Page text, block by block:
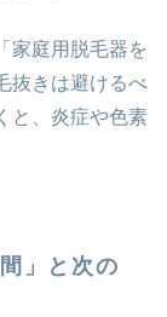
家庭用脱毛器を
抜きは避けるべ
と、炎症や色素
」と次の